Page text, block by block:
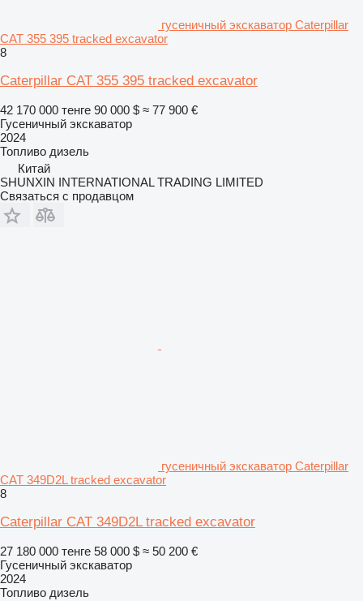
гусеничный экскаватор Caterpillar
CAT 355 395 tracked excavator
8
Caterpillar CAT 355 395 tracked excavator
42 170 000 тенге 90 000 $ ≈ 77 900 €
Гусеничный экскаватор
2024
Топливо дизель
Китай
SHUNXIN INTERNATIONAL TRADING LIMITED
Связаться с продавцом
гусеничный экскаватор Caterpillar
CAT 349D2L tracked excavator
8
Caterpillar CAT 349D2L tracked excavator
27 180 000 тенге 58 000 $ ≈ 50 200 €
Гусеничный экскаватор
2024
Топливо дизель